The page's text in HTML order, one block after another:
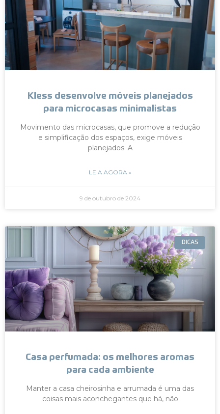
Kless desenvolve móveis planejados
para microcasas minimalistas
Movimento das microcasas, que promove a redução
e simplificação dos espaços, exige móveis
planejados. A
LEIA AGORA »
9 de outubro de 2024
DICAS
Casa perfumada: os melhores aromas
para cada ambiente
Manter a casa cheirosinha e arrumada é uma das
coisas mais aconchegantes que há, não